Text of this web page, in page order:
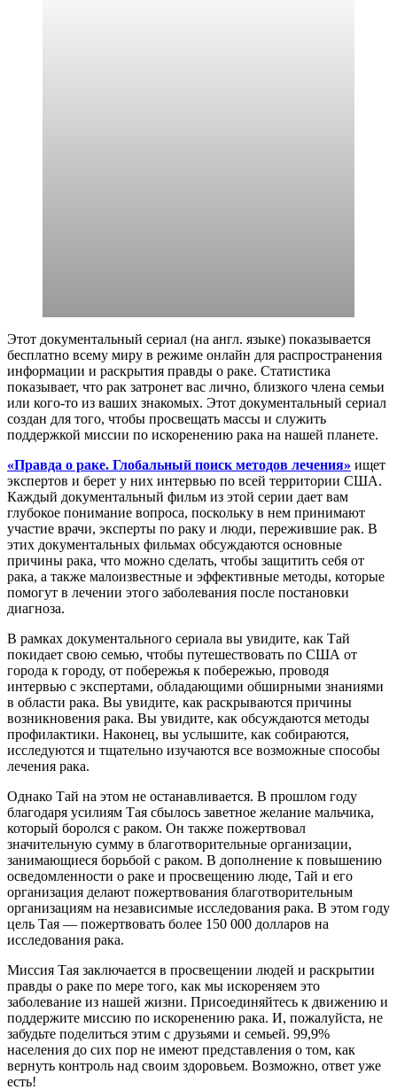
Этот документальный сериал (на англ. языке) показывается
бесплатно всему миру в режиме онлайн для распространения
информации и раскрытия правды о раке. Статистика
показывает, что рак затронет вас лично, близкого члена семьи
или кого-то из ваших знакомых. Этот документальный сериал
создан для того, чтобы просвещать массы и служить
поддержкой миссии по искоренению рака на нашей планете.
«Правда о раке. Глобальный поиск методов лечения» ищет
экспертов и берет у них интервью по всей территории США.
Каждый документальный фильм из этой серии дает вам
глубокое понимание вопроса, поскольку в нем принимают
участие врачи, эксперты по раку и люди, пережившие рак. В
этих документальных фильмах обсуждаются основные
причины рака, что можно сделать, чтобы защитить себя от
рака, а также малоизвестные и эффективные методы, которые
помогут в лечении этого заболевания после постановки
диагноза.
В рамках документального сериала вы увидите, как Тай
покидает свою семью, чтобы путешествовать по США от
города к городу, от побережья к побережью, проводя
интервью с экспертами, обладающими обширными знаниями
в области рака. Вы увидите, как раскрываются причины
возникновения рака. Вы увидите, как обсуждаются методы
профилактики. Наконец, вы услышите, как собираются,
исследуются и тщательно изучаются все возможные способы
лечения рака.
Однако Тай на этом не останавливается. В прошлом году
благодаря усилиям Тая сбылось заветное желание мальчика,
который боролся с раком. Он также пожертвовал
значительную сумму в благотворительные организации,
занимающиеся борьбой с раком. В дополнение к повышению
осведомленности о раке и просвещению люде, Тай и его
организация делают пожертвования благотворительным
организациям на независимые исследования рака. В этом году
цель Тая — пожертвовать более 150 000 долларов на
исследования рака.
Миссия Tая заключается в просвещении людей и раскрытии
правды о раке по мере того, как мы искореняем это
заболевание из нашей жизни. Присоединяйтесь к движению и
поддержите миссию по искоренению рака. И, пожалуйста, не
забудьте поделиться этим с друзьями и семьей. 99,9%
населения до сих пор не имеют представления о том, как
вернуть контроль над своим здоровьем. Возможно, ответ уже
есть!